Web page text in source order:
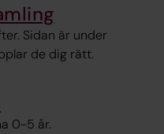
Sidan är under
de dig rätt.
0-5 år.